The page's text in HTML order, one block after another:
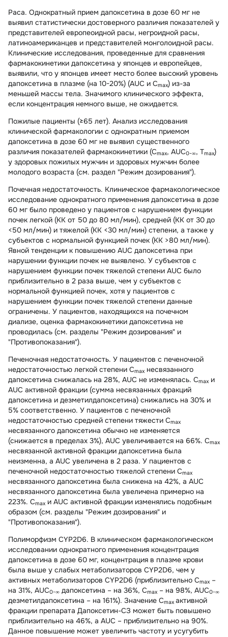
Раса. Однократный прием дапоксетина в дозе 60 мг не
выявил статистически достоверного различия показателей у
представителей европеоидной расы, негроидной расы,
латиноамериканцев и представителей монголоидной расы.
Клинические исследования, проведенные для сравнения
фармакокинетики дапоксетина у японцев и европейцев,
выявили, что у японцев имеет место более высокий уровень
дапоксетина в плазме (на 10-20%) (AUC и Cmax) из-за
меньшей массы тела. Значимого клинического эффекта,
если концентрация немного выше, не ожидается.
Пожилые пациенты (≥65 лет). Анализ исследования
клинической фармакологии с однократным приемом
дапоксетина в дозе 60 мг не выявил существенного
различия показателей фармакокинетики (Cmax, AUC0-∞, Тmax)
у здоровых пожилых мужчин и здоровых мужчин более
молодого возраста (см. раздел "Режим дозирования").
Почечная недостаточность. Клиническое фармакологическое
исследование однократного применения дапоксетина в дозе
60 мг было проведено у пациентов с нарушением функции
почек легкой (КК от 50 до 80 мл/мин), средней (КК от 30 до
<50 мл/мин) и тяжелой (КК <30 мл/мин) степени, а также у
субъектов с нормальной функцией почек (КК >80 мл/мин).
Явной тенденции к повышению AUC дапоксетина при
нарушении функции почек не выявлено. У субъектов с
нарушением функции почек тяжелой степени AUC было
приблизительно в 2 раза выше, чем у субъектов с
нормальной функцией почек, хотя у пациентов с
нарушением функции почек тяжелой степени данные
ограничены. У пациентов, находящихся на почечном
диализе, оценка фармакокинетики дапоксетина не
проводилась (см. разделы "Режим дозирования" и
"Противопоказания").
Печеночная недостаточность. У пациентов с печеночной
недостаточностью легкой степени Cmax несвязанного
дапоксетина снижалась на 28%, AUC не изменялась. Cmax и
AUC активной фракции (сумма несвязанных фракций
дапоксетина и дезметилдапоксетина) снижались на 30% и
5% соответственно. У пациентов с печеночной
недостаточностью средней степени тяжести Cmax
несвязанного дапоксетина обычно не изменяется
(снижается в пределах 3%), AUC увеличивается на 66%. Cmax
несвязанной активной фракции дапоксетина была
неизменна, a AUC увеличена в 2 раза. У пациентов с
печеночной недостаточностью тяжелой степени Cmax
несвязанного дапоксетина была снижена на 42%, a AUC
несвязанного дапоксетина была увеличена примерно на
223%. Cmax и AUC активной фракции изменялись подобным
образом (см. разделы "Режим дозирования" и
"Противопоказания").
Полиморфизм CYP2D6. В клиническом фармакологическом
исследовании однократного применения концентрация
дапоксетина в дозе 60 мг, концентрация в плазме крови
была выше у слабых метаболизаторов CYP2D6, чем у
активных метаболизаторов CYP2D6 (приблизительно Cmax –
на 31%, AUC0-∞ дапоксетина – на 36%, Cmax – на 98%, AUC0-∞
дезметилдапоксетина – на 161%). Значение Cmax активной
фракции препарата Дапоксетин-СЗ может быть повышено
приблизительно на 46%, a AUC – приблизительно на 90%.
Данное повышение может увеличить частоту и усугубить